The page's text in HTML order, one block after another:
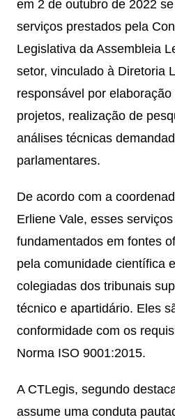
em 2 de outubro de 2022
serviços prestados pela
Legislativa da Assembleia
setor, vinculado à Diretoria
responsável por
projetos, realização de
análises técnicas
parlamentares.
De acordo com a
Erliene Vale, esses
fundamentados em fontes
pela comunidade científica
colegiadas dos tribunais
técnico e apartidário. Eles
conformidade com os
Norma ISO 9001:2015.
A CTLegis, segundo
assume uma conduta